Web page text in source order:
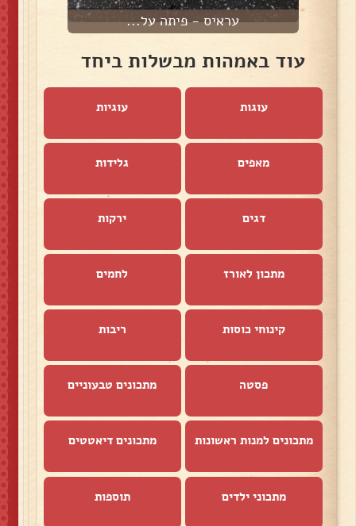
עראיס - פיתה על...
עוד באמהות מבשלות ביחד
עוגות עוגיות
מאפים גלידות
דגים ירקות
מתכון לאורז לחמים
קינוחי כוסות ריבות
פסטה מתכונים טבעוניים
מתכונים למנות ראשונות מתכונים דיאטטים
מתכוני ילדים תוספות